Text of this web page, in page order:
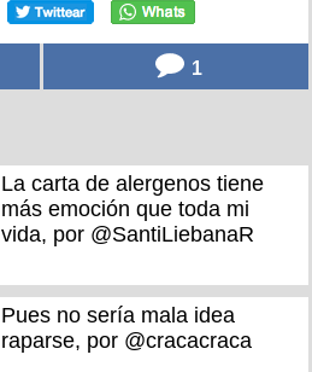
1
La carta de alergenos tiene
más emoción que toda mi
vida, por @SantiLiebanaR
Pues no sería mala idea
raparse, por @cracacraca